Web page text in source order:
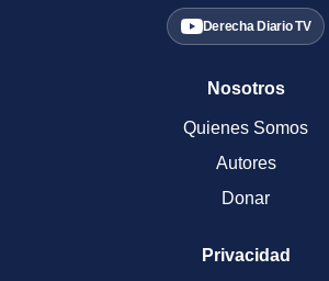
Derecha Diario TV
Nosotros
Quienes Somos
Autores
Donar
Privacidad